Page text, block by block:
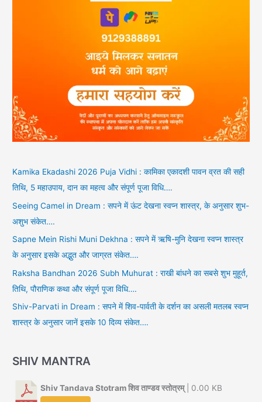
Kamika Ekadashi 2026 Puja Vidhi : कामिका एकादशी पावन व्रत की सही
तिथि, 5 महाउपाय, दान का महत्व और संपूर्ण पूजा विधि….
Seeing Camel in Dream : सपने में ऊंट देखना स्वप्न शास्त्र, के अनुसार शुभ-
अशुभ संकेत….
Sapne Mein Rishi Muni Dekhna : सपने में ऋषि-मुनि देखना स्वप्न शास्त्र
के अनुसार इसके अद्भुत और जाग्रत संकेत….
Raksha Bandhan 2026 Subh Muhurat : राखी बांधने का सबसे शुभ मुहूर्त,
तिथि, पौराणिक कथा और संपूर्ण पूजा विधि….
Shiv-Parvati in Dream : सपने में शिव-पार्वती के दर्शन का असली मतलब स्वप्न
शास्त्र के अनुसार जानें इसके 10 दिव्य संकेत….
SHIV MANTRA
Shiv Tandava Stotram शिव ताण्डव स्तोत्रम्| 0.00 KB